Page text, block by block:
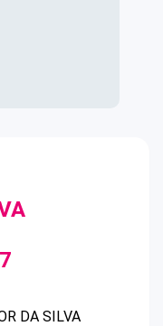
DA SILVA